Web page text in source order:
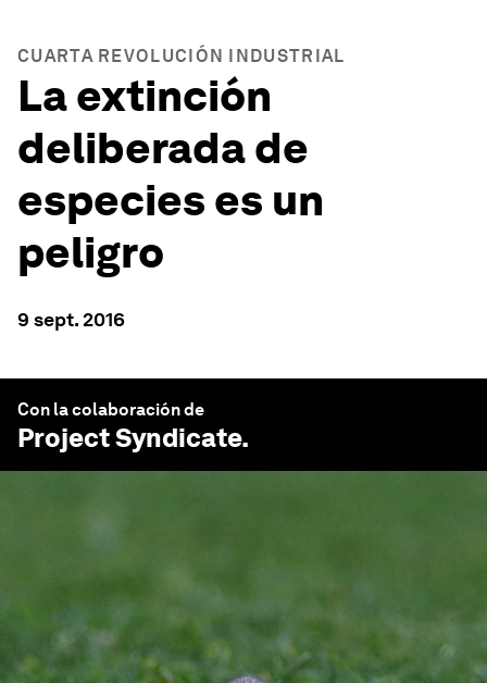
CUARTA REVOLUCIÓN INDUSTRIAL
La extinción
deliberada de
especies es un
peligro
9 sept. 2016
Con la colaboración de
Project Syndicate.